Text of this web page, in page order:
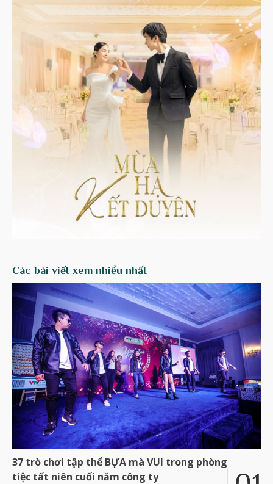
Các bài viết xem nhiều nhất
37 trò chơi tập thể BỰA mà VUI trong phòng
tiệc tất niên cuối năm công ty